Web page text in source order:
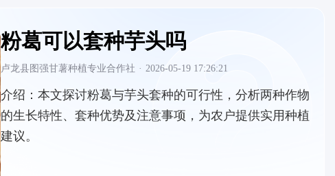
粉葛可以套种芋头吗
卢龙县图强甘薯种植专业合作社 · 2026-05-19 17:26:21
介绍： 本文探讨粉葛与芋头套种的可行性，分析两种作物
的生长特性、套种优势及注意事项，为农户提供实用种植
建议。